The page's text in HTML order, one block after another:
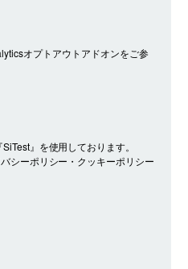
オプトアウトアドオンをご参
』を使用しております。
シーポリシー・クッキーポリシー